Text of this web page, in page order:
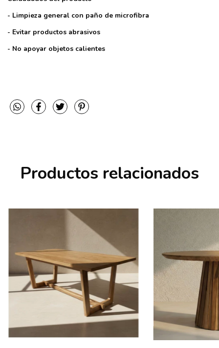
- Limpieza general con paño de microfibra
- Evitar productos abrasivos
- No apoyar objetos calientes
Productos relacionados